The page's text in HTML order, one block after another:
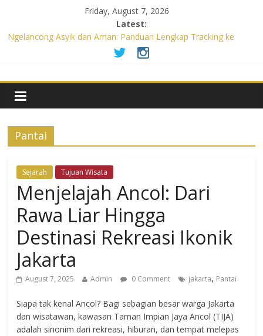
Friday, August 7, 2026
Latest:
Ngelancong Asyik dan Aman: Panduan Lengkap Tracking ke
Panduan Lengkap Tracking di Sentul: Persiapan Wajib untuk
Menguak Pesona Obelix Sea View: Data Tarik Destinasi Kekinian
di Yogyakarta
Panduan Lengkap Promo Makan Ulang Tahun & Syaratnya
Liburan Luar Negeri Tanpa Repot: Panduan Lengkap Persiapan
Pantai
Sejarah Tujuan Wisata
Menjelajah Ancol: Dari
Rawa Liar Hingga
Destinasi Rekreasi Ikonik
Jakarta
August 7, 2025 Admin 0 Comment jakarta, Pantai
Siapa tak kenal Ancol? Bagi sebagian besar warga Jakarta
dan wisatawan, kawasan Taman Impian Jaya Ancol (TIJA)
adalah sinonim dari rekreasi, hiburan, dan tempat melepas